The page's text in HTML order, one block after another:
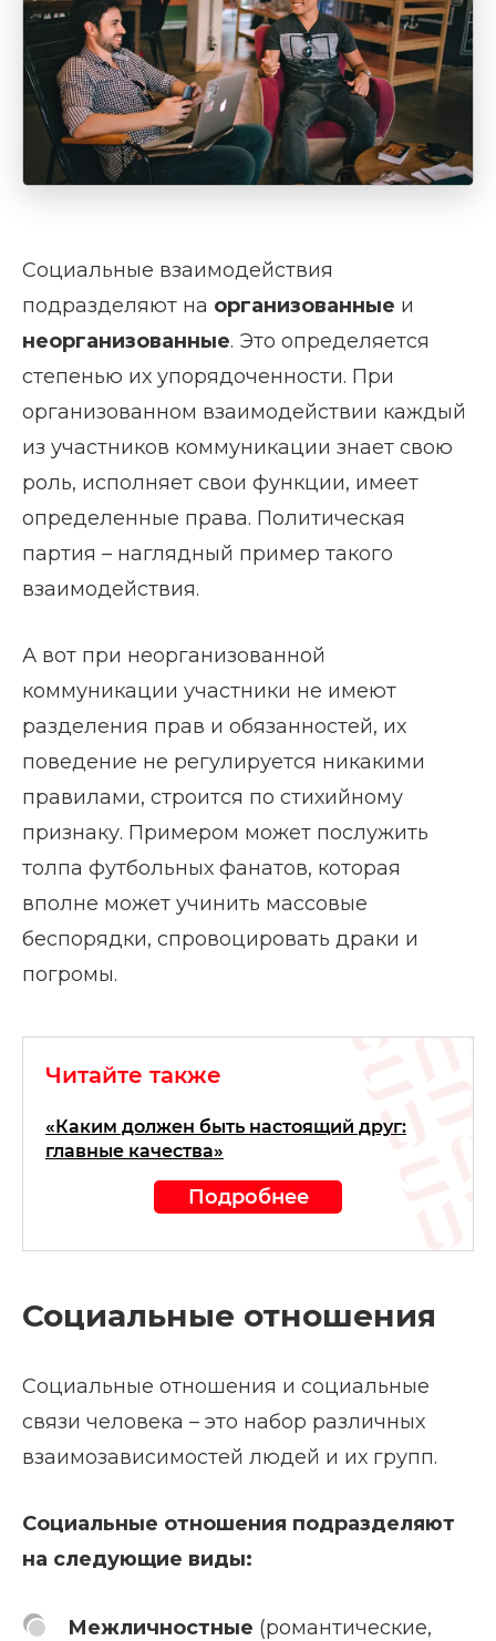
Социальные взаимодействия
подразделяют на организованные и
неорганизованные. Это определяется
степенью их упорядоченности. При
организованном взаимодействии каждый
из участников коммуникации знает свою
роль, исполняет свои функции, имеет
определенные права. Политическая
партия – наглядный пример такого
взаимодействия.
А вот при неорганизованной
коммуникации участники не имеют
разделения прав и обязанностей, их
поведение не регулируется никакими
правилами, строится по стихийному
признаку. Примером может послужить
толпа футбольных фанатов, которая
вполне может учинить массовые
беспорядки, спровоцировать драки и
погромы.
Читайте также
«Каким должен быть настоящий друг:
главные качества»
Подробнее
Социальные отношения
Социальные отношения и социальные
связи человека – это набор различных
взаимозависимостей людей и их групп.
Социальные отношения подразделяют
на следующие виды:
Межличностные (романтические,